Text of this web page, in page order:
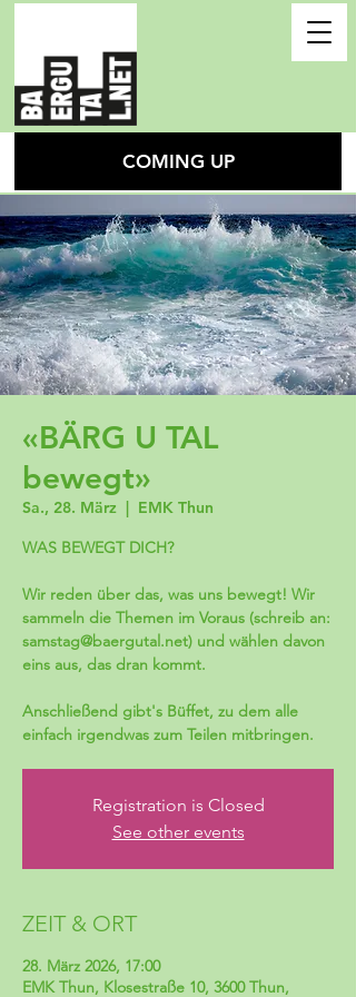
COMING UP
«BÄRG U TAL
bewegt»
Sa., 28. März
  |
EMK Thun
WAS BEWEGT DICH?
Wir reden über das, was uns bewegt! Wir
sammeln die Themen im Voraus (schreib an:
samstag@baergutal.net) und wählen davon
eins aus, das dran kommt.
Anschließend gibt's Büffet, zu dem alle
einfach irgendwas zum Teilen mitbringen.
Registration is Closed
See other events
ZEIT & ORT
28. März 2026, 17:00
EMK Thun, Klosestraße 10, 3600 Thun,